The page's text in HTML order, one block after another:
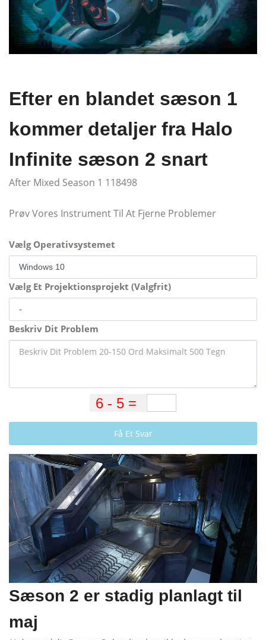
Efter en blandet sæson 1
kommer detaljer fra Halo
Infinite sæson 2 snart
After Mixed Season 1 118498
Prøv Vores Instrument Til At Fjerne Problemer
Vælg Operativsystemet
Vælg Et Projektionsprojekt (Valgfrit)
Beskriv Dit Problem
Få Et Svar
Sæson 2 er stadig planlagt til
maj